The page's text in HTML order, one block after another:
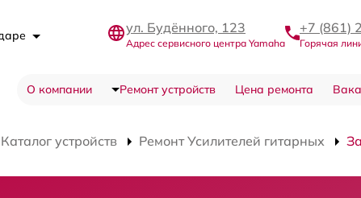
ул. Будённого, 123
Адрес сервисного центра Yamaha
+7 (861)
Горячая
О компании Ремонт устройств Цена ремонта
Каталог устройств Ремонт Усилителей гитарных